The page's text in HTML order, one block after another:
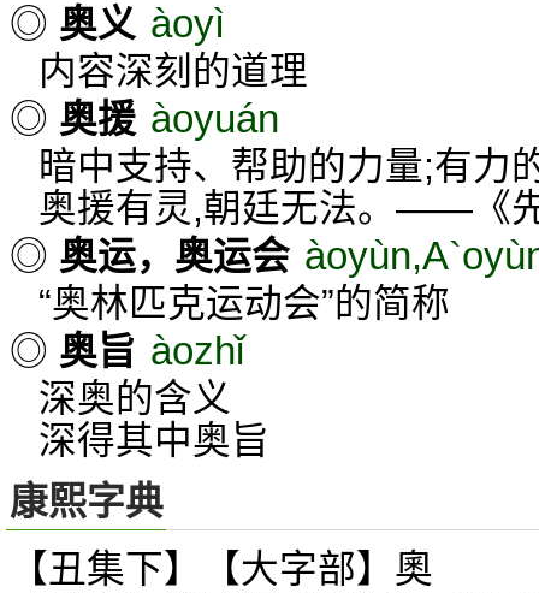
◎ 奥义 àoyì
内容深刻的道理
◎ 奥援 àoyuán
暗中支持、帮助的力量;有力
奥援有灵,朝廷无法。——《
◎ 奥运，奥运会
“奥林匹克运动会”的简称
◎ 奥旨 àozhǐ
深奥的含义
深得其中奥旨
康熙字典
【丑集下】【大字部】奧